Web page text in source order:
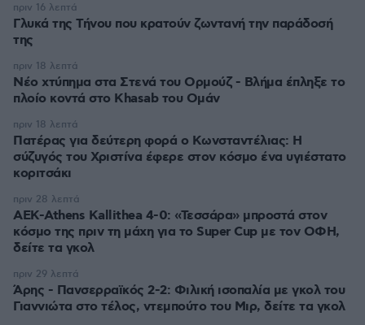
Γλυκά της Τήνου που κρατούν ζωντανή την παράδοσή
της
πριν 16 λεπτά
Νέο χτύπημα στα Στενά του Ορμούζ - Βλήμα έπληξε το
πλοίο κοντά στο Khasab του Ομάν
πριν 18 λεπτά
Πατέρας για δεύτερη φορά ο Κωνσταντέλιας: Η
σύζυγός του Χριστίνα έφερε στον κόσμο ένα υγιέστατο
κοριτσάκι
πριν 18 λεπτά
ΑΕΚ-Athens Kallithea 4-0: «Τεσσάρα» μπροστά στον
κόσμο της πριν τη μάχη για το Super Cup με τον ΟΦΗ,
δείτε τα γκολ
πριν 28 λεπτά
Άρης - Πανσερραϊκός 2-2: Φιλική ισοπαλία με γκολ του
Γιαννιώτα στο τέλος, ντεμπούτο του Μιρ, δείτε τα γκολ
πριν 29 λεπτά